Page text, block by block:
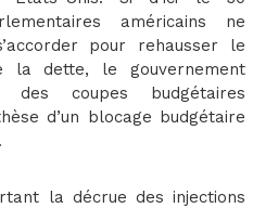
américains ne
pour rehausser le
la dette, le gouvernement
coupes budgétaires
d’un blocage budgétaire
la décrue des injections